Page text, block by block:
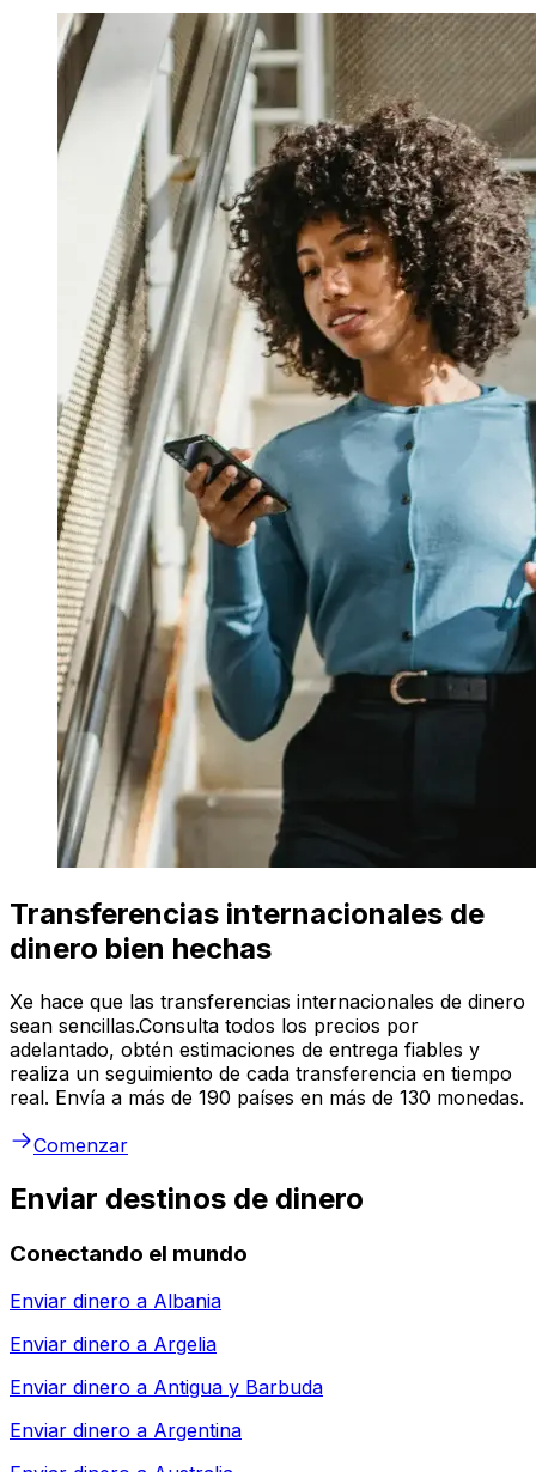
Transferencias internacionales de
dinero bien hechas
Xe hace que las transferencias internacionales de dinero
sean sencillas.Consulta todos los precios por
adelantado, obtén estimaciones de entrega fiables y
realiza un seguimiento de cada transferencia en tiempo
real. Envía a más de 190 países en más de 130 monedas.
Comenzar
Enviar destinos de dinero
Conectando el mundo
Enviar dinero a Albania
Enviar dinero a Argelia
Enviar dinero a Antigua y Barbuda
Enviar dinero a Argentina